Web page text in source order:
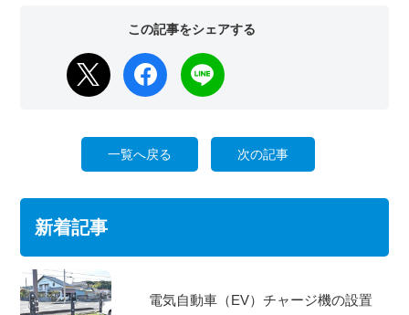
一覧へ戻る 次の記事
新着記事
電気自動車（EV）チャージ機の設置